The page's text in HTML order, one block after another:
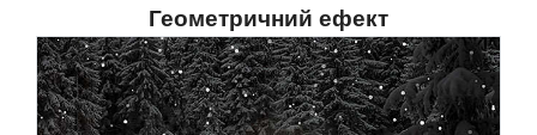
Геометричний ефект